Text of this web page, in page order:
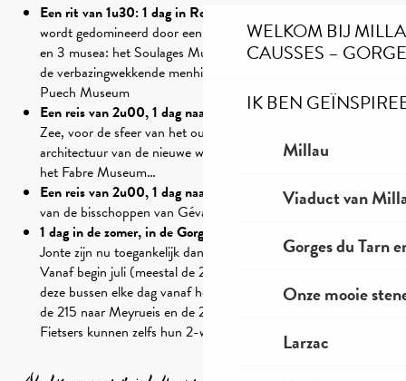
WELKOM BIJ
CAUSSES –
IK BEN
Millau
Viaduct van
Gorges du Tarn
Onze mooie
Larzac
Een rit van 1u30: 1 dag in Rodez
wordt gedomineerd door een kathedraal van rode zandsteen
en 3 musea: het Soulages Museum, het Fenaille Museum dat
de verbazingwekkende menhirbeelden herbergt en het Denis
Puech Museum
Een reis van 2u00, 1 dag naar Montpellier, de Middellandse
Zee, voor de sfeer van het oude centrum, de gedurfde
architectuur van de nieuwe wijken, het culturele erfgoed en
het Fabre Museum…
Een reis van 2u00, 1 dag naar Mende
, de Lozère, om de stad
van de bisschoppen van Gévaudan te ontdekken.
1 dag in de zomer, in de Gorges
Jonte zijn nu toegankelijk dankzij de toeristische pendeldienst.
Vanaf begin juli (meestal de 2e week) tot 31 augustus rijden
deze bussen elke dag vanaf het busstation van Millau. Neem
de 215 naar Meyrueis en de 258 naar Ste-Enimie of Florac.
Fietsers kunnen zelfs hun 2-wielers meenemen!